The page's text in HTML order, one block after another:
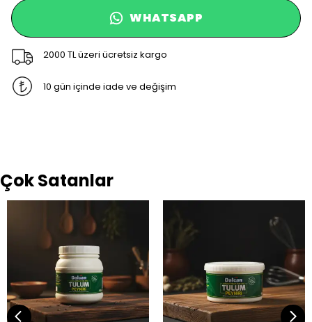
WHATSAPP
2000 TL üzeri ücretsiz kargo
10 gün içinde iade ve değişim
Çok Satanlar